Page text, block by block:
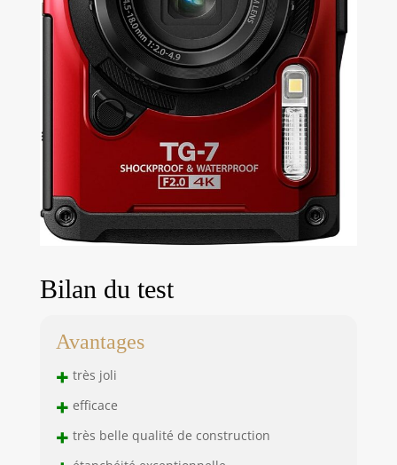
Bilan du test
Avantages
+ très joli
+ efficace
+ très belle qualité de construction